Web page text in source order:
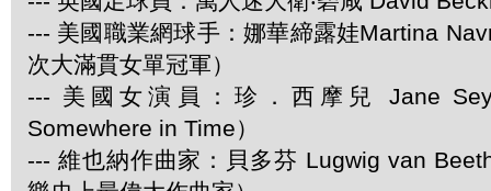
--- 美國職業網球手：娜華締露娃Martina
次大滿貫女單冠軍）
--- 美國女演員：珍．西摩兒 Jane
Somewhere in Time）
--- 維也納作曲家：貝多芬 Lugwig van